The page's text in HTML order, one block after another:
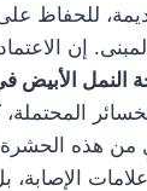
للحفاظ
إن
النمل الأبيض
من هذه الحشرة
الإصابة،